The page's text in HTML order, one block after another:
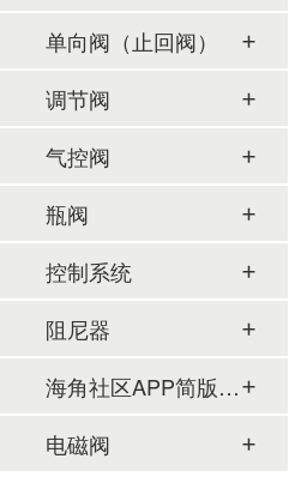
单向阀（止回阀）
调节阀
气控阀
瓶阀
控制系统
阻尼器
海角社区APP简版下载及管件
电磁阀